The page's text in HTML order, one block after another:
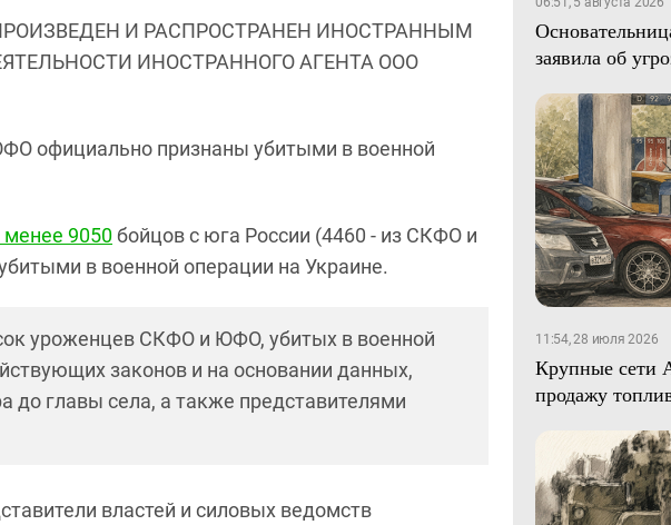
И РАСПРОСТРАНЕН ИНОСТРАННЫМ
ИНОСТРАННОГО АГЕНТА ООО
официально признаны убитыми в военной
менее 9050бойцов с юга России (4460 - из СКФО и
в военной операции на Украине.
уроженцев СКФО и ЮФО, убитых в военной
законов и на основании данных,
до главы села, а также представителями
властей и силовых ведомств
заявила об
11:54, 28 июля 2026
Крупные сети
продажу